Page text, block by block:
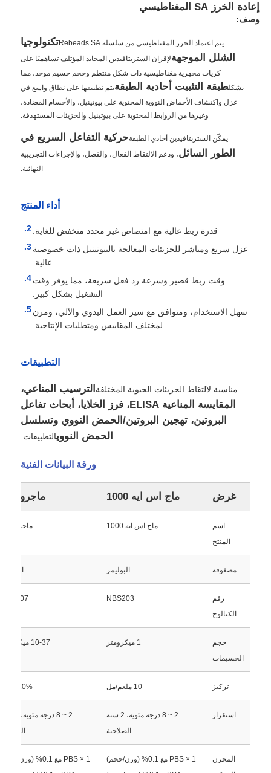
المنزل
معلومات عنا
إعادة الخرز SA المغناطيسي
وصف:
يتم اعتماد الخرز المغناطيسي من سلسلة Rebeads SA
تكنولوجيا
الشلل الموجهةلإقران الستربتافيدين المحايد المؤتلف تساهميًا على
كريات مجهرية مغناطيسية ذات شكل منتظم وحجم جسيم موحد، مما
يشكلطبقة التثبيت أحادية الطبقةيتم تطبيقها على نطاق واسع في
عزل واكتشاف الأحماض النووية المحتوية على بيوتينيل، والأجسام المضادة،
وغيرها من الروابط المحتوية على بيوتينيل والجزيئات المستهدفة.
يمكّن الستربتافيدين أحادي الطبقةحركية التفاعل السريع في
الطور السائل، ودعم الالتقاط الفعال، والفصل، والإجراءات التجريبية
النهائية.
أداء المنتج
قدرة ربط عالية مع امتصاص غير محدد منخفض للغاية.
عزل سريع ومباشر للجزيئات المعالجة بالبيوتينيل ذات خصوصية
عالية.
وقت ربط قصير وسرعة رد فعل سريعة، مما يوفر وقت
التشغيل بشكل كبير.
سهل الاستخدام، ومتوافق مع سير العمل اليدوي والآلي، ومرن
لمختلف المقاييس ومتطلبات الإنتاجية.
التطبيقات
مناسبة لالتقاط الجزيئات الحيوية المختلفة الترسيب المناعي،
المقايسة المناعية ELISA، فرز الخلايا، أبحاث تفاعل
البروتين، تهجين البروتين/الحمض النووي وتسلسل
الحمض النوويالتطبيقات.
ورقة البيانات الفنية
غرض ماج اس ايه 1000 ماجروز سا
اسم
المنتج
ماج اس ايه 1000 ماجروز سا
مصفوفة البوليمر الاغاروز
رقم
الكتالوج
NBS203
NBS207
حجم
الجسيمات
1 ميكرومتر 10-37 ميكرومتر
تركيز 10 ملغم/مل 20% ت/ت
استقرار
2 ~ 8 درجة مئوية، 2 سنة
الصلاحية
الصلاحية
المخزن
1 × PBS مع 0.1% (وزن/حجم)
1 × PBS مع 0.1% (وزن/حجم)